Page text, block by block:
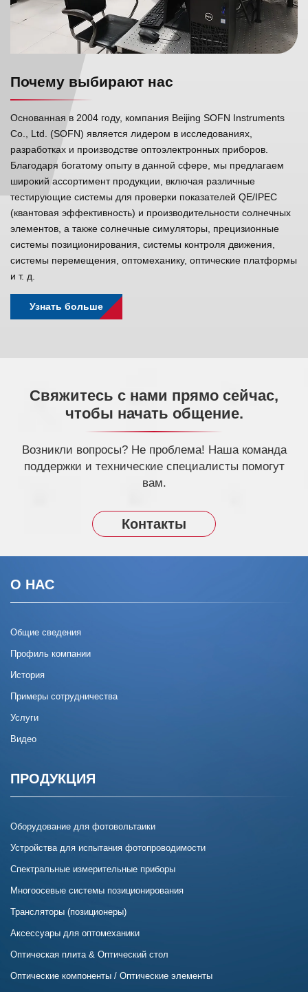
Почему выбирают нас
Основанная в 2004 году, компания Beijing SOFN Instruments
Co., Ltd. (SOFN) является лидером в исследованиях,
разработках и производстве оптоэлектронных приборов.
Благодаря богатому опыту в данной сфере, мы предлагаем
широкий ассортимент продукции, включая различные
тестирующие системы для проверки показателей QE/IPEC
(квантовая эффективность) и производительности солнечных
элементов, а также солнечные симуляторы, прецизионные
системы позиционирования, системы контроля движения,
системы перемещения, оптомеханику, оптические платформы
и т. д.
Узнать больше
Свяжитесь с нами прямо сейчас,
чтобы начать общение.
Возникли вопросы? Не проблема! Наша команда
поддержки и технические специалисты помогут
вам.
Контакты
О НАС
Общие сведения
Профиль компании
История
Примеры сотрудничества
Услуги
Видео
ПРОДУКЦИЯ
Оборудование для фотовольтаики
Устройства для испытания фотопроводимости
Спектральные измерительные приборы
Многоосевые системы позиционирования
Трансляторы (позиционеры)
Аксессуары для оптомеханики
Оптическая плита & Оптический стол
Оптические компоненты / Оптические элементы